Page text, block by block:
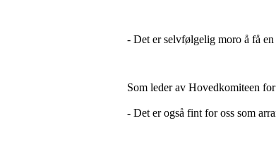
- Det er selvfølgelig moro å få
Som leder av Hovedkomiteen
- Det er også fint for oss som